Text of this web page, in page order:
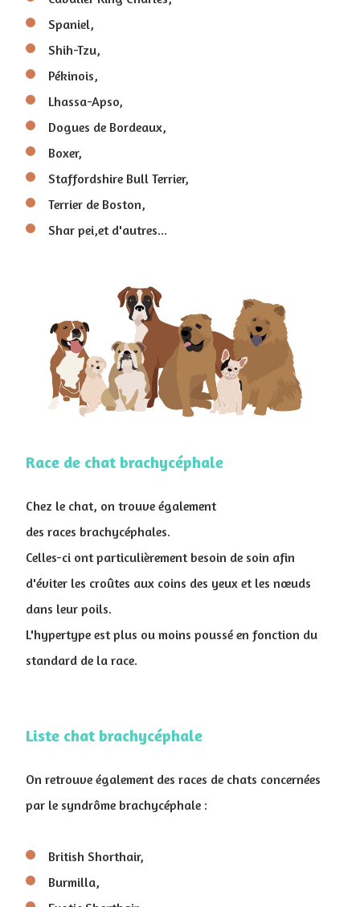
Spaniel,
Shih-Tzu,
Pékinois,
Lhassa-Apso,
Dogues de Bordeaux,
Boxer,
Staffordshire Bull Terrier,
Terrier de Boston,
Shar pei,et d'autres...
Race de chat brachycéphale
Chez le chat, on trouve également
des races brachycéphales.
Celles-ci ont particulièrement besoin de soin afin
d'éviter les croûtes aux coins des yeux et les nœuds
dans leur poils.
L'hypertype est plus ou moins poussé en fonction du
standard de la race.
Liste chat brachycéphale
On retrouve également des races de chats concernées
par le syndrôme brachycéphale :
British Shorthair,
Burmilla,